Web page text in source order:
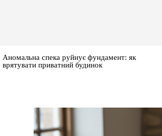
Аномальна спека руйнує фундамент: як
врятувати приватний будинок